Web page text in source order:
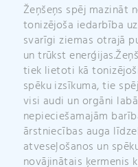
Žeņšeņs spēj mazināt
tonizējoša iedarbība
svarīgi ziemas otrajā
un trūkst
tiek lietoti kā
spēku izsīkuma, tie
visi audi un orgāni
nepieciešamajām
ārstniecības auga
atveseļošanos un
novājinātais ķermenis